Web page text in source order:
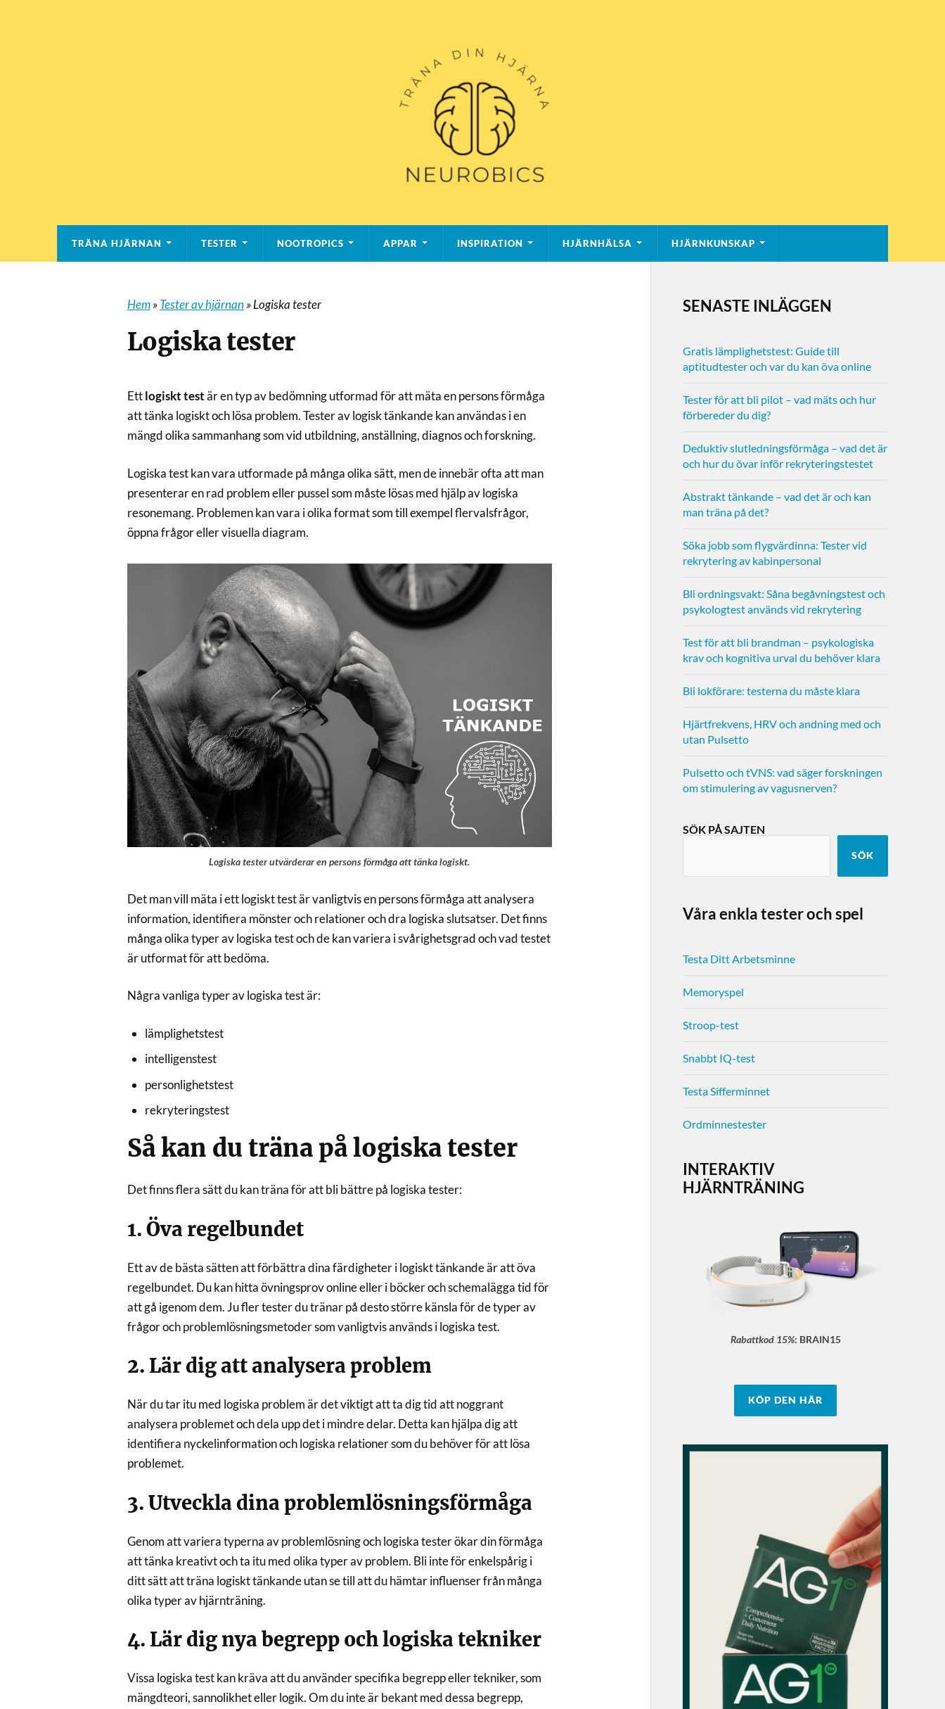
TRÄNA HJÄRNAN TESTER NOOTROPICS APPAR INSPIRATION HJÄRNHÄLSA HJÄRNKUNSKAP
Hem » Tester av hjärnan »Logiska tester
Logiska tester
Ettlogiskt testär en typ av bedömning utformad för att mäta en persons förmåga
att tänka logiskt och lösa problem. Tester av logisk tänkande kan användas i en
mängd olika sammanhang som vid utbildning, anställning, diagnos och forskning.
Logiska test kan vara utformade på många olika sätt, men de innebär ofta att man
presenterar en rad problem eller pussel som måste lösas med hjälp av logiska
resonemang. Problemen kan vara i olika format som till exempel flervalsfrågor,
öppna frågor eller visuella diagram.
Logiska tester utvärderar en persons förmåga att tänka logiskt.
Det man vill mäta i ett logiskt test är vanligtvis en persons förmåga att analysera
information, identifiera mönster och relationer och dra logiska slutsatser. Det finns
många olika typer av logiska test och de kan variera i svårighetsgrad och vad testet
är utformat för att bedöma.
Några vanliga typer av logiska test är:
lämplighetstest
intelligenstest
personlighetstest
rekryteringstest
Så kan du träna på logiska tester
Det finns flera sätt du kan träna för att bli bättre på logiska tester:
1. Öva regelbundet
Ett av de bästa sätten att förbättra dina färdigheter i logiskt tänkande är att öva
regelbundet. Du kan hitta övningsprov online eller i böcker och schemalägga tid för
att gå igenom dem. Ju fler tester du tränar på desto större känsla för de typer av
frågor och problemlösningsmetoder som vanligtvis används i logiska test.
2. Lär dig att analysera problem
När du tar itu med logiska problem är det viktigt att ta dig tid att noggrant
analysera problemet och dela upp det i mindre delar. Detta kan hjälpa dig att
identifiera nyckelinformation och logiska relationer som du behöver för att lösa
problemet.
3. Utveckla dina problemlösningsförmåga
Genom att variera typerna av problemlösning och logiska tester ökar din förmåga
att tänka kreativt och ta itu med olika typer av problem. Bli inte för enkelspårig i
ditt sätt att träna logiskt tänkande utan se till att du hämtar influenser från många
olika typer av hjärnträning.
4. Lär dig nya begrepp och logiska tekniker
Vissa logiska test kan kräva att du använder specifika begrepp eller tekniker, som
mängdteori, sannolikhet eller logik. Om du inte är bekant med dessa begrepp,
SENASTE INLÄGGEN
Gratis lämplighetstest: Guide till
aptitudtester och var du kan öva online
Tester för att bli pilot – vad mäts och hur
förbereder du dig?
Deduktiv slutledningsförmåga – vad det är
och hur du övar inför rekryteringstestet
Abstrakt tänkande – vad det är och kan
man träna på det?
Söka jobb som flygvärdinna: Tester vid
rekrytering av kabinpersonal
Bli ordningsvakt: Såna begåvningstest och
psykologtest används vid rekrytering
Test för att bli brandman – psykologiska
krav och kognitiva urval du behöver klara
Bli lokförare: testerna du måste klara
Hjärtfrekvens, HRV och andning med och
utan Pulsetto
Pulsetto och tVNS: vad säger forskningen
om stimulering av vagusnerven?
SÖK PÅ SAJTEN
SÖK
Våra enkla tester och spel
Testa Ditt Arbetsminne
Memoryspel
Stroop-test
Snabbt IQ-test
Testa Sifferminnet
Ordminnestester
INTERAKTIV
HJÄRNTRÄNING
Rabattkod 15%: BRAIN15
KÖP DEN HÄR